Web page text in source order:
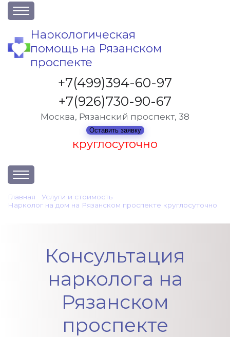
О клинике
Акции
Вакансии
Лицензии
Контакты
Наркологическая
помощь на Рязанском
проспекте
+7(499)394-60-97
+7(926)730-90-67
Москва, Рязанский проспект, 38
Оставить заявку
круглосуточно
Услуги и стоимость
Отзывы
Главная Услуги и стоимость
Нарколог на дом на Рязанском проспекте круглосуточно
Консультация
нарколога на
Рязанском
проспекте